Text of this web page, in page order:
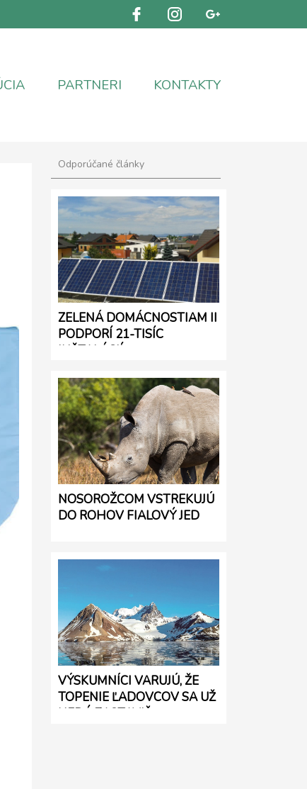
PARTNERI KONTAKTY
Odporúčané články
ZELENÁ DOMÁCNOSTIAM II
PODPORÍ 21-TISÍC
INŠTALÁCIÍ
NOSOROŽCOM VSTREKUJÚ
DO ROHOV FIALOVÝ JED
VÝSKUMNÍCI VARUJÚ, ŽE
TOPENIE ĽADOVCOV SA UŽ
NEDÁ ZASTAVIŤ